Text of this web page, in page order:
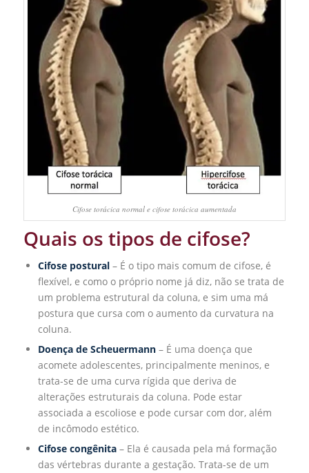
Cifose torácica normal e cifose torácica aumentada
Quais os tipos de cifose?
Cifose postural– É o tipo mais comum de cifose, é
flexível, e como o próprio nome já diz, não se trata de
um problema estrutural da coluna, e sim uma má
postura que cursa com o aumento da curvatura na
coluna.
Doença de Scheuermann– É uma doença que
acomete adolescentes, principalmente meninos, e
trata-se de uma curva rígida que deriva de
alterações estruturais da coluna. Pode estar
associada a escoliose e pode cursar com dor, além
de incômodo estético.
Cifose congênita– Ela é causada pela má formação
das vértebras durante a gestação. Trata-se de um